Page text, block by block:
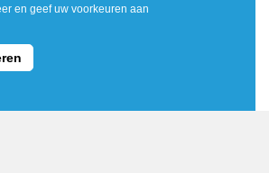
ons 75-jarig jubileum. Vervolgens was
De All Stars wisten helaas niet te
draaide het natuurlijk niet om. Het was
werden in de pauze van deze wedstrijd
voor de komende seizoenen
en geef uw voorkeuren aan